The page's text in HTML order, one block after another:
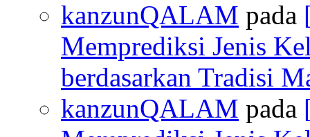
kanzunQALAM pada
Memprediksi Jenis
berdasarkan Tradisi
kanzunQALAM pada